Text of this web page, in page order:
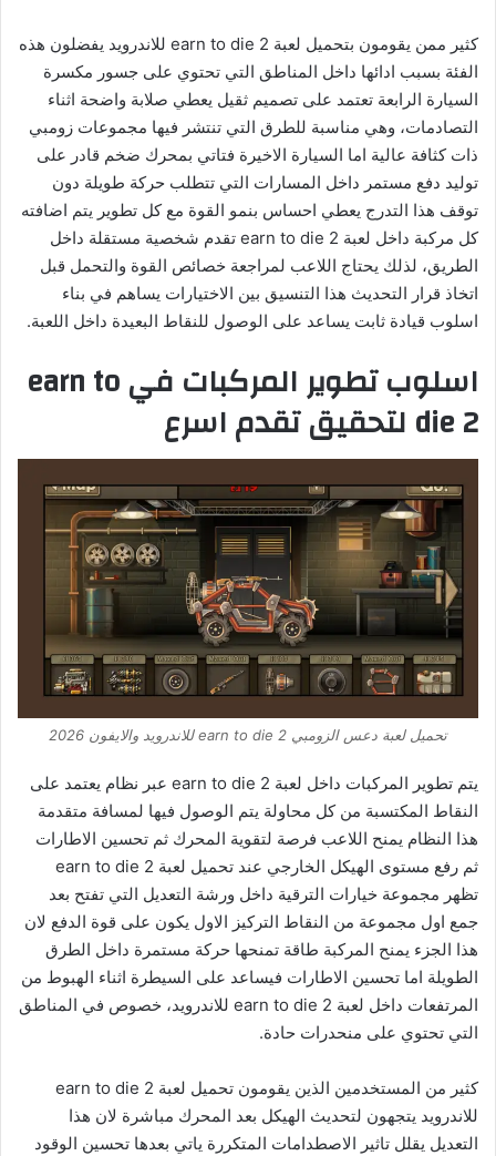
كثير ممن يقومون بتحميل لعبة earn to die 2 للاندرويد يفضلون هذه
الفئة بسبب ادائها داخل المناطق التي تحتوي على جسور مكسرة
السيارة الرابعة تعتمد على تصميم ثقيل يعطي صلابة واضحة اثناء
التصادمات، وهي مناسبة للطرق التي تنتشر فيها مجموعات زومبي
ذات كثافة عالية اما السيارة الاخيرة فتاتي بمحرك ضخم قادر على
توليد دفع مستمر داخل المسارات التي تتطلب حركة طويلة دون
توقف هذا التدرج يعطي احساس بنمو القوة مع كل تطوير يتم اضافته
كل مركبة داخل لعبة earn to die 2 تقدم شخصية مستقلة داخل
الطريق، لذلك يحتاج اللاعب لمراجعة خصائص القوة والتحمل قبل
اتخاذ قرار التحديث هذا التنسيق بين الاختيارات يساهم في بناء
اسلوب قيادة ثابت يساعد على الوصول للنقاط البعيدة داخل اللعبة.
اسلوب تطوير المركبات في earn to
die 2 لتحقيق تقدم اسرع
تحميل لعبة دعس الزومبي earn to die 2 للاندرويد والايفون 2026
يتم تطوير المركبات داخل لعبة earn to die 2 عبر نظام يعتمد على
النقاط المكتسبة من كل محاولة يتم الوصول فيها لمسافة متقدمة
هذا النظام يمنح اللاعب فرصة لتقوية المحرك ثم تحسين الاطارات
ثم رفع مستوى الهيكل الخارجي عند تحميل لعبة earn to die 2
تظهر مجموعة خيارات الترقية داخل ورشة التعديل التي تفتح بعد
جمع اول مجموعة من النقاط التركيز الاول يكون على قوة الدفع لان
هذا الجزء يمنح المركبة طاقة تمنحها حركة مستمرة داخل الطرق
الطويلة اما تحسين الاطارات فيساعد على السيطرة اثناء الهبوط من
المرتفعات داخل لعبة earn to die 2 للاندرويد، خصوص في المناطق
التي تحتوي على منحدرات حادة.
كثير من المستخدمين الذين يقومون تحميل لعبة earn to die 2
للاندرويد يتجهون لتحديث الهيكل بعد المحرك مباشرة لان هذا
التعديل يقلل تاثير الاصطدامات المتكررة ياتي بعدها تحسين الوقود